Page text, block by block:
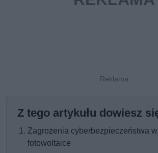
Zagrożenia cyberbezpieczeństwa w
fotowoltaice